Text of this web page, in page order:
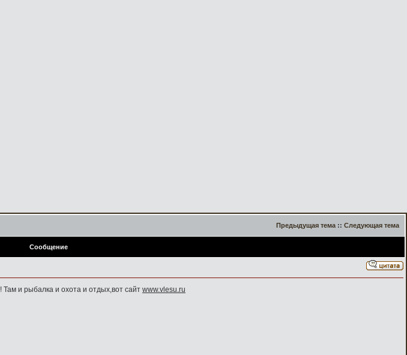
Предыдущая тема :: Следующая тема
Сообщение
! Там и рыбалка и охота и отдых,вот сайт www.vlesu.ru